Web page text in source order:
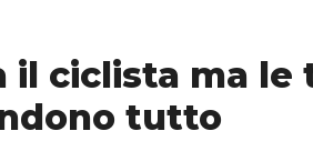
il ciclista ma le
tutto